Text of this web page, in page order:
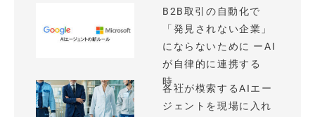
B2B取引の自動化で
「発見されない企業」
にならないために ーAI
が自律的に連携する
時...
各社が模索するAIエー
ジェントを現場に入れ